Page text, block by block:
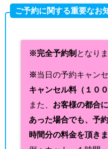
ご予約に関する重要なお
※完全予約制 となりま
※当日の予約キャン
キャンセル料（１０
また、 お客様の都合
あった場合でも、予
時間分の料金を頂きま